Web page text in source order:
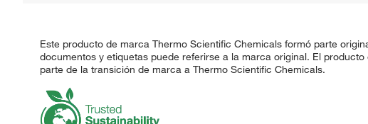
Este producto de marca Thermo Scientific Chemicals formó parte
documentos y etiquetas puede referirse a la marca original. El
parte de la transición de marca a Thermo Scientific Chemicals.